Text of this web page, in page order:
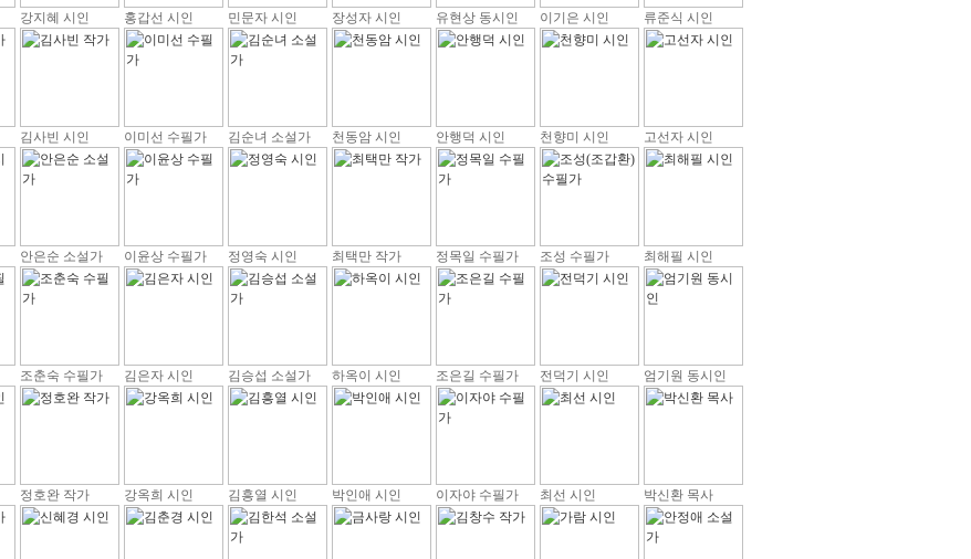
강지혜 시인 홍갑선 시인 민문자 시인 장성자 시인 유현상 동시인 이기은 시인 류준식 시인
김사빈 시인 이미선 수필가 김순녀 소설가 천동암 시인 안행덕 시인 천향미 시인 고선자 시인
안은순 소설가 이윤상 수필가 정영숙 시인 최택만 작가 정목일 수필가 조성 수필가 최해필 시인
조춘숙 수필가 김은자 시인 김승섭 소설가 하옥이 시인 조은길 수필가 전덕기 시인 엄기원 동시인
정호완 작가 강옥희 시인 김흥열 시인 박인애 시인 이자야 수필가 최선 시인 박신환 목사